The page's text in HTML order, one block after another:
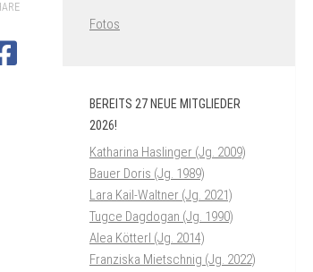
Fotos
BEREITS 27 NEUE MITGLIEDER
2026!
Katharina Haslinger (Jg. 2009)
Bauer Doris (Jg. 1989)
Lara Kail-Waltner (Jg. 2021)
Tugce Dagdogan (Jg. 1990)
Alea Kötterl (Jg. 2014)
Franziska Mietschnig (Jg. 2022)